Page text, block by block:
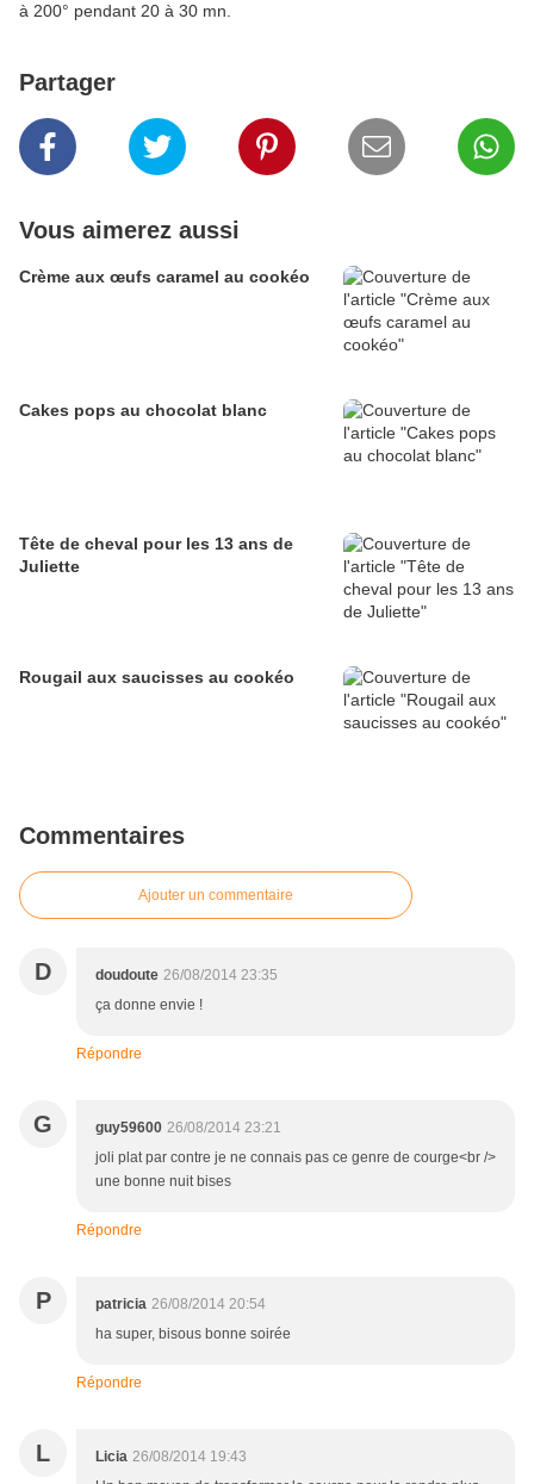
à 200° pendant 20 à 30 mn.
Partager
Vous aimerez aussi
Crème aux œufs caramel au cookéo
Cakes pops au chocolat blanc
Tête de cheval pour les 13 ans de
Juliette
Rougail aux saucisses au cookéo
Commentaires
Ajouter un commentaire
D doudoute 26/08/2014 23:35
ça donne envie !
Répondre
G guy59600 26/08/2014 23:21
joli plat par contre je ne connais pas ce genre de courge<br />
une bonne nuit bises
Répondre
P patricia 26/08/2014 20:54
ha super, bisous bonne soirée
Répondre
L Licia 26/08/2014 19:43